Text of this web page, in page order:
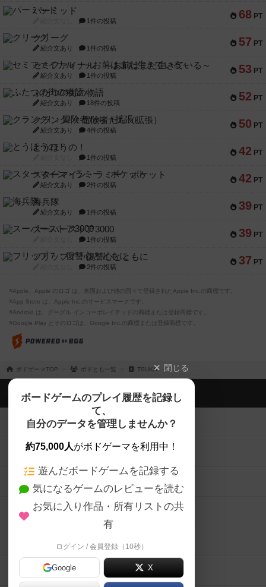
68 PT
パーミッド
1件の投稿
57 PT
クリーグ
紹介文あり 1件の投稿
53 PT
セミファイナル ～お前はまだ生きている～
紹介文あり 1件の投稿
52 PT
ふたつの街の物語
紹介文あり 18件の投稿
50 PT
クランク! ：冒険者たち（拡張）
紹介文あり 4件の投稿
42 PT
とうほうの！
1件の投稿
42 PT
スターマイン・ラミー ポケット
紹介文あり 2件の投稿
39 PT
海兵隊
紹介文あり 1件の投稿
39 PT
スーパーストア3000
1件の投稿
37 PT
フリップ７：復讐心とともに
2件の投稿
※Apple、Apple のロゴ は、米国および他の国々で登録されたApple Inc.の商標です。
※App Store は、Apple Inc.のサービスマークです。
※Android は、グーグル インコーポレイテッドの商標または登録商標です。
※Google Play とそのロゴは、Google Inc.の商標または登録商標です。
ボドゲーマTOP ボドとも一覧 TSUKA 閉じる
ボードゲームのプレイ履歴を記録し
て、
自分のデータを管理しませんか？
約75,000人がボドゲーマを利用中！
遊んだボードゲームを記録する
気になるゲームのレビューを読む
お気に入り作品・所有リストの共
有
ログイン / 会員登録（10秒）
Google X
ボドゲーマTOP
ボードゲームを検索する
ボードゲームの新着レビュー
ボードゲーム会情報
メカニクス特集
掲示板・トピックス
ボドとも・会員一覧